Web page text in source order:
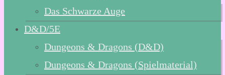
Das Schwarze Auge
D&D/5E
Dungeons & Dragons (D&D)
Dungeons & Dragons (Spielmaterial)